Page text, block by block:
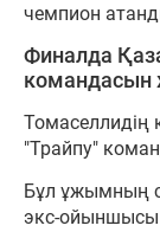
чемпион
Финалда
командасын
Томаселлидің
"Трайпу"
Бұл ұжымның
экс-ойыншысы